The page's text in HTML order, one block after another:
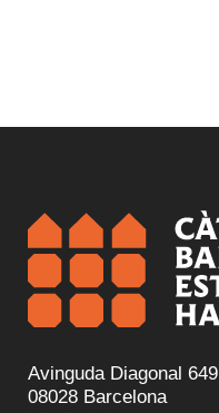
Avinguda Diagonal 649
08028 Barcelona